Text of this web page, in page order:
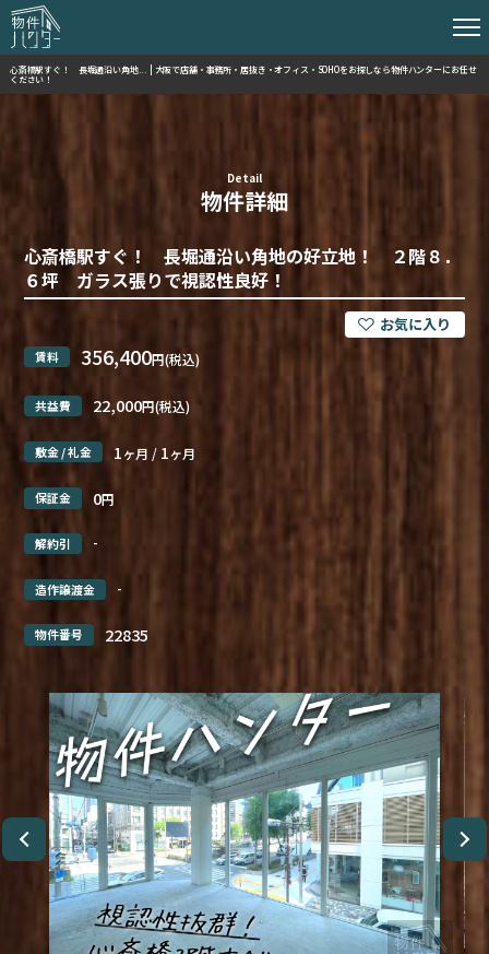
心斎橋駅すぐ！ 長堀通沿い角地... | 大阪で店舗・事務所・居抜き・オフィス・SOHOをお探しなら物件ハンターにお任せ
ください！
Detail
物件詳細
心斎橋駅すぐ！ 長堀通沿い角地の好立地！ ２階８．
６坪 ガラス張りで視認性良好！
賃料 356,400円(税込)
共益費 22,000円(税込)
敷金 / 礼金 1ヶ月 / 1ヶ月
保証金 0円
解約引 -
造作譲渡金 -
物件番号 22835